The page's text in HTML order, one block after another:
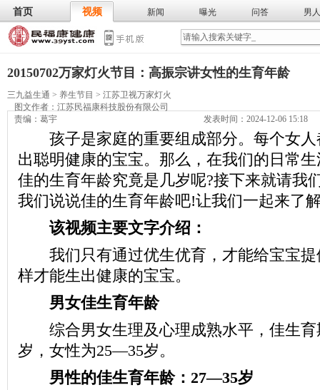
首页 视频 新闻 曝光 问答 男人
武术 气功 膳食 食谱 营养
20150702万家灯火节目：高振宗讲女性的生育年龄
三九益生通 > 养生节目 > 江苏卫视万家灯火
图文作者： 江苏民福康科技股份有限公司
责编：葛宇
发表时间：2024-12-06 15:18
孩子是家庭的重要组成部分。每个女人
出聪明健康的宝宝。那么，在我们的日常
佳的生育年龄究竟是几岁呢?接下来就请我
我们说说佳的生育年龄吧!让我们一起来了
该视频主要文字介绍：
我们只有通过优生优育，才能给宝宝提
样才能生出健康的宝宝。
男女佳生育年龄
综合男女生理及心理成熟水平，佳生育
岁，女性为25—35岁。
男性的佳生育年龄：27—35岁